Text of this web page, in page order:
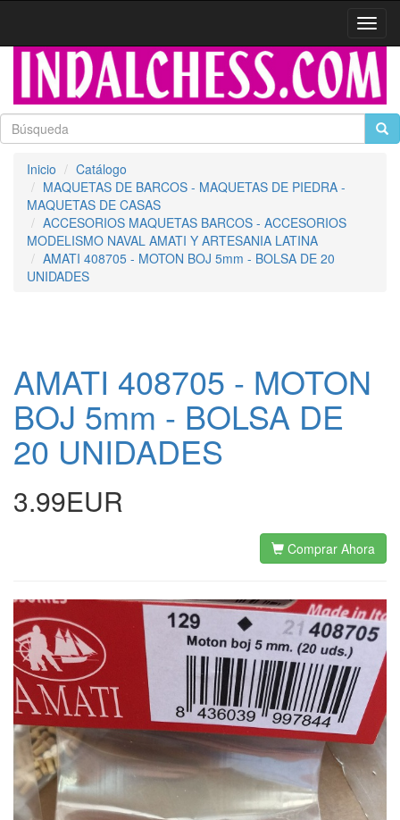
Inicio
Catálogo
MAQUETAS DE BARCOS - MAQUETAS DE PIEDRA -
MAQUETAS DE CASAS
ACCESORIOS MAQUETAS BARCOS - ACCESORIOS
MODELISMO NAVAL AMATI Y ARTESANIA LATINA
AMATI 408705 - MOTON BOJ 5mm - BOLSA DE 20
UNIDADES
AMATI 408705 - MOTON
BOJ 5mm - BOLSA DE
20 UNIDADES
3.99EUR
Comprar Ahora